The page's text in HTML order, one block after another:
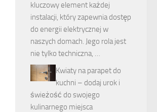
kluczowy element każdej
instalacji, który zapewnia dostęp
do energii elektrycznej w
naszych domach. Jego rola jest
nie tylko techniczna, …
Kwiaty na parapet do
kuchni – dodaj urok i
świeżość do swojego
kulinarnego miejsca